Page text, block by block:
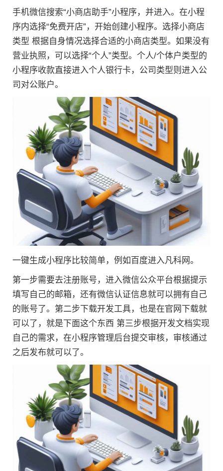
手机微信搜索“小商店助手”小程序，并进入。在小程
序内选择“免费开店”，开始创建小程序。选择小商店
类型 根据自身情况选择合适的小商店类型。如果没有
营业执照，可以选择“个人”类型。个人/个体户类型的
小程序收款直接进入个人银行卡，公司类型则进入公
司对公账户。
一键生成小程序比较简单，例如百度进入凡科网。
第一步需要去注册账号，进入微信公众平台根据提示
填写自己的邮箱，还有微信认证信息就可以拥有自己
的账号了。第二步下载开发工具，也是在官网下载就
可以了，就是下面这个东西 第三步根据开发文档实现
自己的需求，在小程序管理后台提交审核，审核通过
之后发布就可以了。